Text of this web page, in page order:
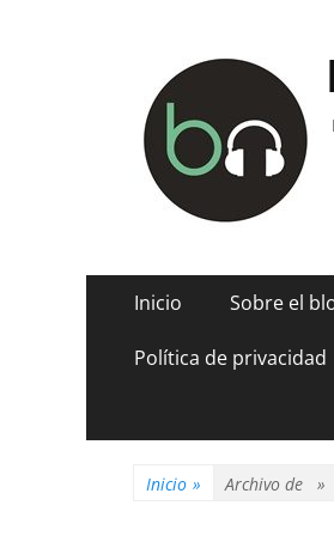
Menú
Saltar
contenido
Inicio Sobre el
Política de privacidad
Inicio » Archivo de »